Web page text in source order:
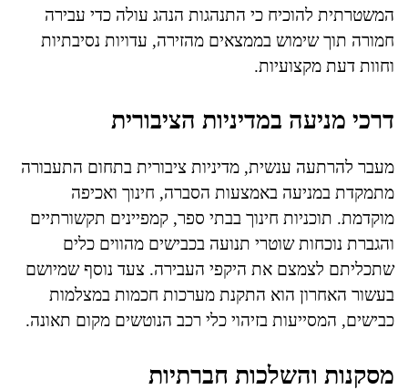
המשטרתית להוכיח כי התנהגות הנהג עולה כדי עבירה
חמורה תוך שימוש בממצאים מהזירה, עדויות נסיבתיות
וחוות דעת מקצועיות.
דרכי מניעה במדיניות הציבורית
מעבר להרתעה ענשית, מדיניות ציבורית בתחום התעבורה
מתמקדת במניעה באמצעות הסברה, חינוך ואכיפה
מוקדמת. תוכניות חינוך בבתי ספר, קמפיינים תקשורתיים
והגברת נוכחות שוטרי תנועה בכבישים מהווים כלים
שתכליתם לצמצם את היקפי העבירה. צעד נוסף שמיושם
בעשור האחרון הוא התקנת מערכות חכמות במצלמות
כבישים, המסייעות בזיהוי כלי רכב הנוטשים מקום תאונה.
מסקנות והשלכות חברתיות